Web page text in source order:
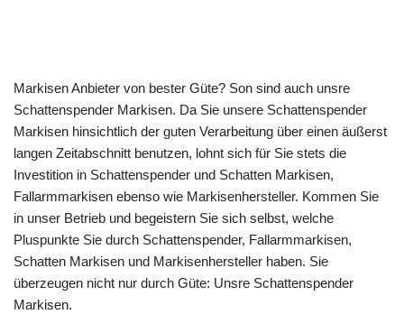
Markisen Anbieter von bester Güte? Son sind auch unsre
Schattenspender Markisen. Da Sie unsere Schattenspender
Markisen hinsichtlich der guten Verarbeitung über einen äußerst
langen Zeitabschnitt benutzen, lohnt sich für Sie stets die
Investition in Schattenspender und Schatten Markisen,
Fallarmmarkisen ebenso wie Markisenhersteller. Kommen Sie
in unser Betrieb und begeistern Sie sich selbst, welche
Pluspunkte Sie durch Schattenspender, Fallarmmarkisen,
Schatten Markisen und Markisenhersteller haben. Sie
überzeugen nicht nur durch Güte: Unsre Schattenspender
Markisen.